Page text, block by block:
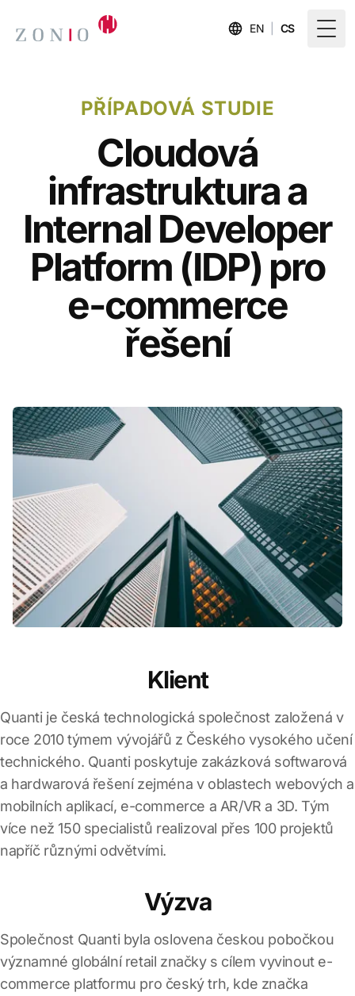
EN CS
PŘÍPADOVÁ STUDIE
Cloudová
infrastruktura a
Internal Developer
Platform (IDP) pro
e-commerce
řešení
Klient
Quanti je česká technologická společnost založená v
roce 2010 týmem vývojářů z Českého vysokého učení
technického. Quanti poskytuje zakázková softwarová
a hardwarová řešení zejména v oblastech webových a
mobilních aplikací, e-commerce a AR/VR a 3D. Tým
více než 150 specialistů realizoval přes 100 projektů
napříč různými odvětvími.
Výzva
Společnost Quanti byla oslovena českou pobočkou
významné globální retail značky s cílem vyvinout e-
commerce platformu pro český trh, kde značka